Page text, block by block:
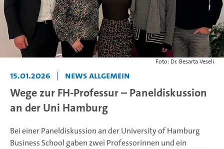
Foto: Dr. Besarta Veseli
15.01.2026 News Allgemein
Wege zur FH-Professur – Paneldiskussion
an der Uni Hamburg
Bei einer Paneldiskussion an der University of Hamburg
Business School gaben zwei Professorinnen und ein